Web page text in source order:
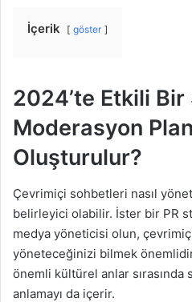
İçerik göster
2024’te Etkili
Moderasyon
Oluşturulur?
Çevrimiçi sohbetleri nasıl
belirleyici olabilir. İster bir PR
medya yöneticisi olun,
yöneteceğinizi bilmek
önemli kültürel anlar
anlamayı da içerir.